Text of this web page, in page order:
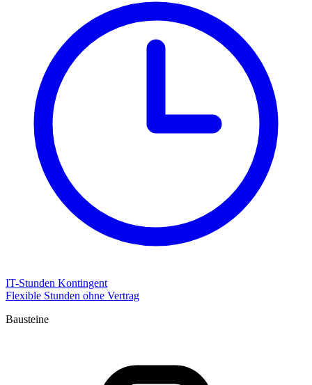
IT-Stunden Kontingent
Flexible Stunden ohne Vertrag
Bausteine